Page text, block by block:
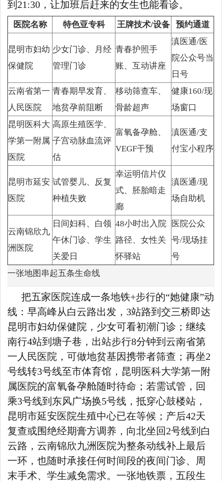
到21:30，让加班后赶来的女生也能看诊。
医院名称 特色亚专科 王牌技术/设备 预约通道
昆明市妇幼
保健院
少女门诊、月经
管理门诊
青春护照手
账、互动讲座
滇医通/医
院公众号当
日号
云南省第一
人民医院
青春期早发育、
地贫孕前阻断
移动筛查车、
骨龄超声
健康160/现
场窗口
昆明医科大
学第一附属
医院
高原生殖医学、
子宫动脉血流评
估
富氧备孕舱、
VEGF干预
滇医通/支
付宝小程序
昆明市延安
医院
试管婴儿、反复
种植失败
幸运明信片仪
式、胚胎暗走
廊
滇医通/现
场自助机
云南锦欣九
洲医院
日间妇科、白领
午休门诊、学生
关爱日
48小时出入院
路径、女性关
怀驿站
医院公众
号/现场挂
号
一张地图串起五条生命线
把五家医院连成一条地铁+步行的“她健康”动
线：早高峰从白云路出发，3站路到交三桥即达
昆明市妇幼保健院，少女可看初潮门诊；继续
南行4站到塘子巷，出站步行8分钟到云南省第
一人民医院，可做地贫基因携带者筛查；再坐2
号线转3号线至市体育馆，昆明医科大学第一附
属医院的富氧备孕舱随时待命；若需试管，回
乘3号线到东风广场换5号线，抵穿心鼓楼站，
昆明市延安医院生殖中心已在等候；产后42天
复查或围绝经期膏方调养，向北坐回2号线到白
云路，云南锦欣九洲医院为整条动线补上最后
一环，也随时承接任何时间段的夜间门诊、周
末手术、学生减免需求。一张地铁票，五段生